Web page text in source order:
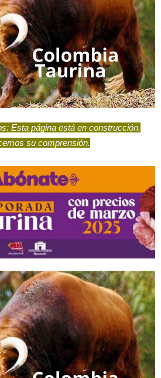
Esta página está en construcción.
su comprensión.